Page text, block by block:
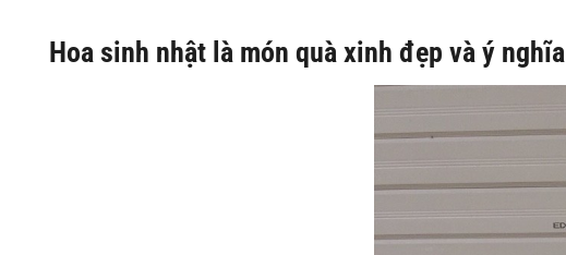
Hoa sinh nhật là món quà xinh đẹp và ý nghĩa